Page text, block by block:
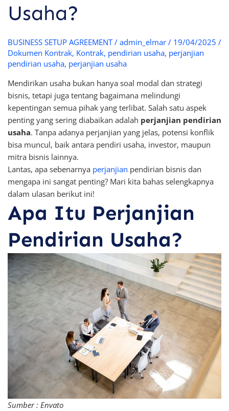
Usaha?
BUSINESS SETUP AGREEMENT/ admin_elmar / 19/04/2025 /
Dokumen Kontrak, Kontrak, pendirian usaha, perjanjian
pendirian usaha, perjanjian usaha
Mendirikan usaha bukan hanya soal modal dan strategi
bisnis, tetapi juga tentang bagaimana melindungi
kepentingan semua pihak yang terlibat. Salah satu aspek
penting yang sering diabaikan adalah perjanjian pendirian
usaha. Tanpa adanya perjanjian yang jelas, potensi konflik
bisa muncul, baik antara pendiri usaha, investor, maupun
mitra bisnis lainnya.
Lantas, apa sebenarnya perjanjian pendirian bisnis dan
mengapa ini sangat penting? Mari kita bahas selengkapnya
dalam ulasan berikut ini!
Apa Itu Perjanjian
Pendirian Usaha?
Sumber : Envato